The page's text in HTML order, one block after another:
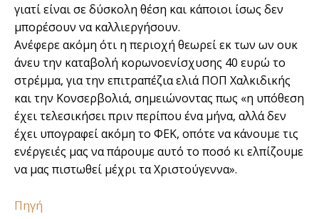
γιατί είναι σε δύσκολη θέση και κάποιοι ίσως δεν
μπορέσουν να καλλιεργήσουν.
Ανέφερε ακόμη ότι η περιοχή θεωρεί εκ των ων ουκ
άνευ την καταβολή κορωνοενίσχυσης 40 ευρώ το
στρέμμα, για την επιτραπέζια ελιά ΠΟΠ Χαλκιδικής
και την Κονσερβολιά, σημειώνοντας πως «η υπόθεση
έχει τελεσικήσει πριν περίπου ένα μήνα, αλλά δεν
έχει υπογραφεί ακόμη το ΦΕΚ, οπότε να κάνουμε τις
ενέργειές μας να πάρουμε αυτό το ποσό κι ελπίζουμε
να μας πιστωθεί μέχρι τα Χριστούγεννα».
Πηγή